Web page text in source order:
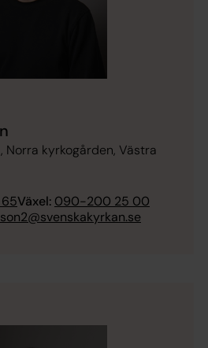
kyrkogården, Västra
Växel: 090-200 25 00